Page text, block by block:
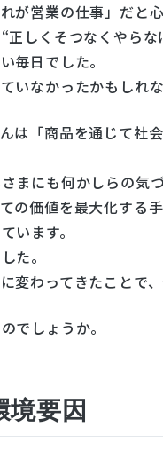
が営業の仕事」だと
しくそつなくやら
毎日でした。
なかったかもしれ
は「商品を通じて社
まにも何かしらの気
の価値を最大化する
います。
た。
わってきたことで
でしょうか。
要因